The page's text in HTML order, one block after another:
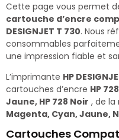
Cette page vous permet
cartouche d’encre
DESIGNJET T 730. Nous
consommables
une impression fiable et
L’imprimante HP
cartouches d’encre HP
Jaune, HP 728 Noir , de la
Magenta, Cyan, Jaune,
Cartouches